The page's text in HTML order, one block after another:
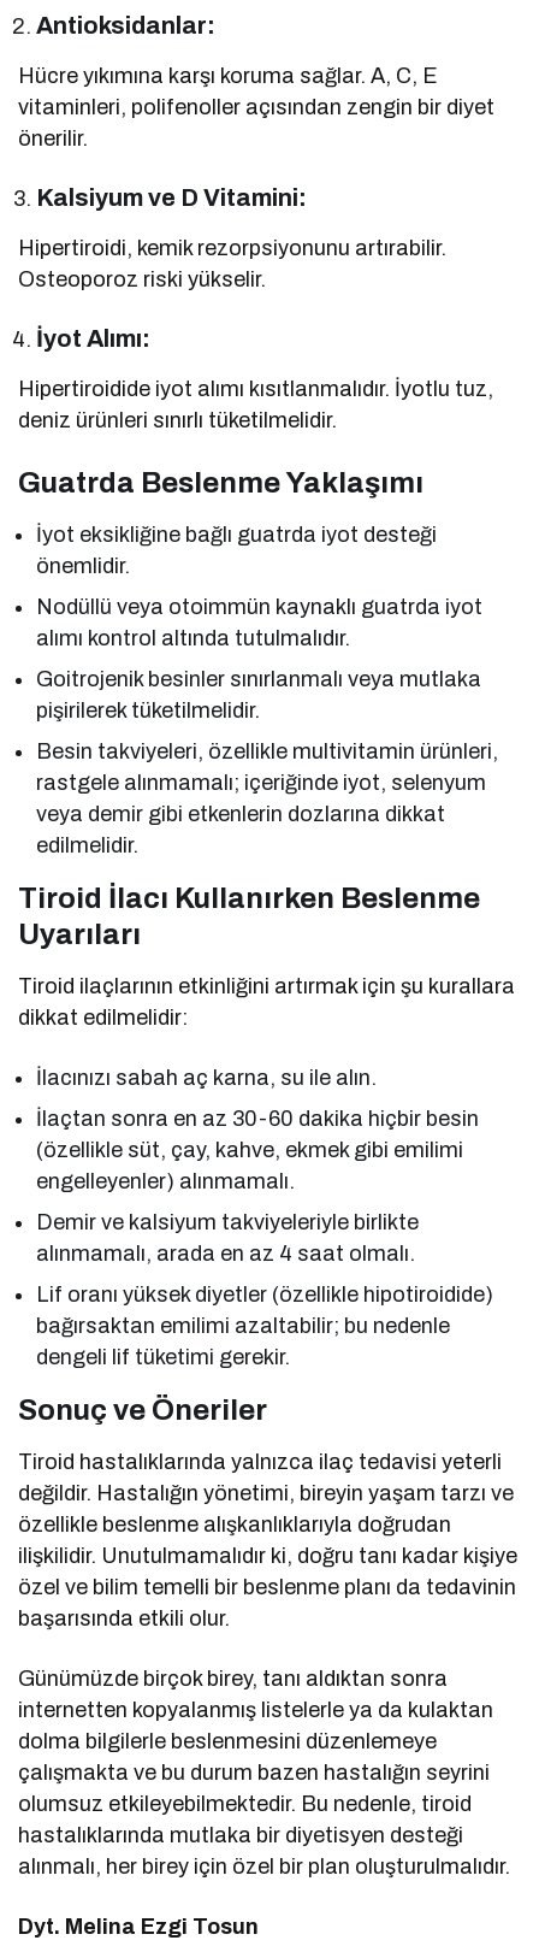
Antioksidanlar:
Hücre yıkımına karşı koruma sağlar. A, C, E
vitaminleri, polifenoller açısından zengin bir diyet
önerilir.
Kalsiyum ve D Vitamini:
Hipertiroidi, kemik rezorpsiyonunu artırabilir.
Osteoporoz riski yükselir.
İyot Alımı:
Hipertiroidide iyot alımı kısıtlanmalıdır. İyotlu tuz,
deniz ürünleri sınırlı tüketilmelidir.
Guatrda Beslenme Yaklaşımı
İyot eksikliğine bağlı guatrda iyot desteği
önemlidir.
Nodüllü veya otoimmün kaynaklı guatrda iyot
alımı kontrol altında tutulmalıdır.
Goitrojenik besinler sınırlanmalı veya mutlaka
pişirilerek tüketilmelidir.
Besin takviyeleri, özellikle multivitamin ürünleri,
rastgele alınmamalı; içeriğinde iyot, selenyum
veya demir gibi etkenlerin dozlarına dikkat
edilmelidir.
Tiroid İlacı Kullanırken Beslenme
Uyarıları
Tiroid ilaçlarının etkinliğini artırmak için şu kurallara
dikkat edilmelidir:
İlacınızı sabah aç karna, su ile alın.
İlaçtan sonra en az 30-60 dakika hiçbir besin
(özellikle süt, çay, kahve, ekmek gibi emilimi
engelleyenler) alınmamalı.
Demir ve kalsiyum takviyeleriyle birlikte
alınmamalı, arada en az 4 saat olmalı.
Lif oranı yüksek diyetler (özellikle hipotiroidide)
bağırsaktan emilimi azaltabilir; bu nedenle
dengeli lif tüketimi gerekir.
Sonuç ve Öneriler
Tiroid hastalıklarında yalnızca ilaç tedavisi yeterli
değildir. Hastalığın yönetimi, bireyin yaşam tarzı ve
özellikle beslenme alışkanlıklarıyla doğrudan
ilişkilidir. Unutulmamalıdır ki, doğru tanı kadar kişiye
özel ve bilim temelli bir beslenme planı da tedavinin
başarısında etkili olur.
Günümüzde birçok birey, tanı aldıktan sonra
internetten kopyalanmış listelerle ya da kulaktan
dolma bilgilerle beslenmesini düzenlemeye
çalışmakta ve bu durum bazen hastalığın seyrini
olumsuz etkileyebilmektedir. Bu nedenle, tiroid
hastalıklarında mutlaka bir diyetisyen desteği
alınmalı, her birey için özel bir plan oluşturulmalıdır.
Dyt. Melina Ezgi Tosun